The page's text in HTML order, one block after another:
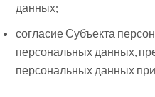
данных;
согласие Субъекта
персональных данных,
персональных данных